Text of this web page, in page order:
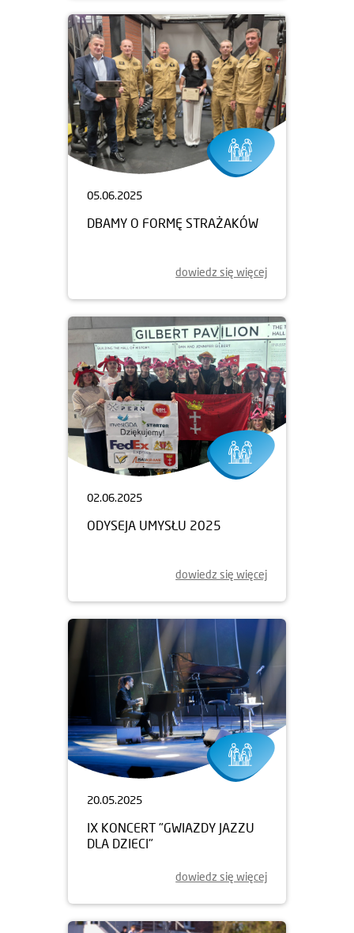
05.06.2025
DBAMY O FORMĘ STRAŻAKÓW
dowiedz się więcej
02.06.2025
ODYSEJA UMYSŁU 2025
dowiedz się więcej
20.05.2025
IX KONCERT "GWIAZDY JAZZU
DLA DZIECI"
dowiedz się więcej